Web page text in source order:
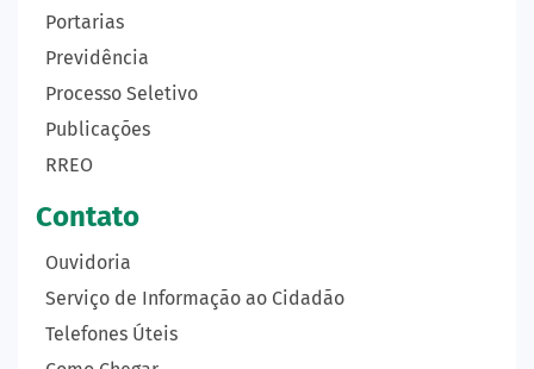
Portarias
Previdência
Processo Seletivo
Publicações
RREO
Contato
Ouvidoria
Serviço de Informação ao Cidadão
Telefones Úteis